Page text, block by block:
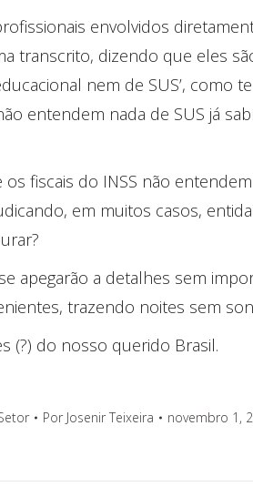
envolvidos
transcrito, dizendo que eles
nem de SUS’,
entendem nada de SUS já
fiscais do INSS não
em muitos casos,
apegarão a detalhes sem
trazendo noites sem
(?) do nosso querido Brasil.
Por Josenir Teixeira novembro 1,